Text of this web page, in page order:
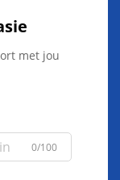
met jou
0/100